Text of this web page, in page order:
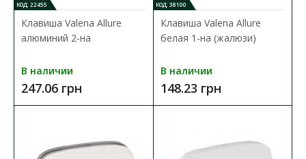
КОД: 22455
Клавиша Valena Allure
алюминий 2-на
В наличии
247.06 грн
КОД: 38100
Клавиша Valena Allure
белая 1-на (жалюзи)
В наличии
148.23 грн